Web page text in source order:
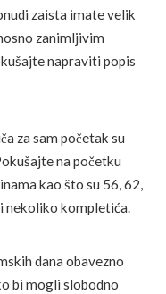
zaista imate velik
zanimljivim
napraviti popis
za sam početak su
na početku
kao što su 56, 62,
nekoliko kompletića.
dana obavezno
bi mogli slobodno